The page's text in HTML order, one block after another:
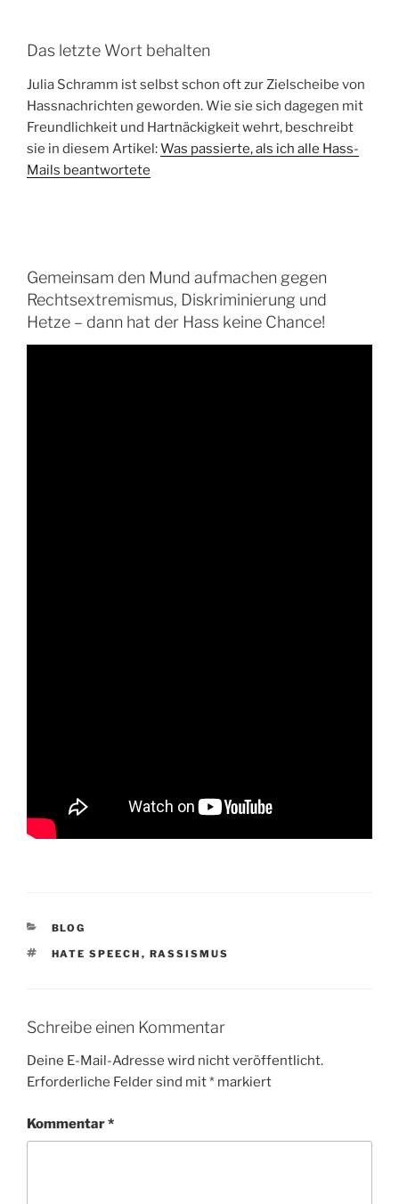
Das letzte Wort behalten
Julia Schramm ist selbst schon oft zur Zielscheibe von
Hassnachrichten geworden. Wie sie sich dagegen mit
Freundlichkeit und Hartnäckigkeit wehrt, beschreibt
sie in diesem Artikel:Was passierte, als ich alle Hass-
Mails beantwortete
Gemeinsam den Mund aufmachen gegen
Rechtsextremismus, Diskriminierung und
Hetze – dann hat der Hass keine Chance!
KATEGORIEN
BLOG
SCHLAGWÖRTER
HATE SPEECH , RASSISMUS
Schreibe einen Kommentar
Deine E-Mail-Adresse wird nicht veröffentlicht.
Erforderliche Felder sind mit* markiert
Kommentar*